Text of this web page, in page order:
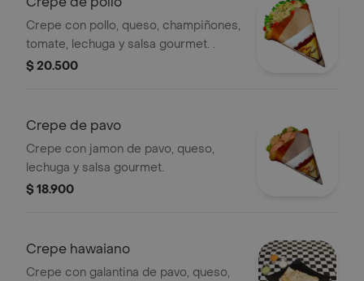
Crepe con pollo, queso, champiñones,
tomate, lechuga y salsa gourmet. .
$ 20.500
Crepe de pavo
Crepe con jamon de pavo, queso,
lechuga y salsa gourmet.
$ 18.900
Crepe hawaiano
Crepe con galantina de pavo, queso,